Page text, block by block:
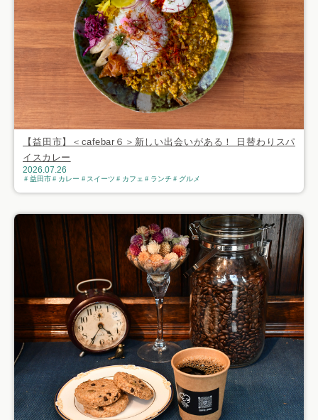
【益田市】＜cafebar６＞新しい出会いがある！ 日替わりスパ
イスカレー
2026.07.26
益田市 カレー スイーツ カフェ ランチ グルメ